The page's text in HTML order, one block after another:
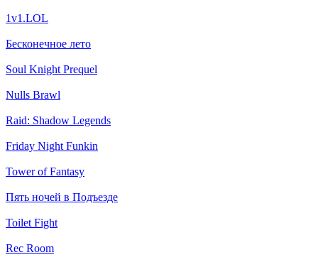
1v1.LOL
Бесконечное лето
Soul Knight Prequel
Nulls Brawl
Raid: Shadow Legends
Friday Night Funkin
Tower of Fantasy
Пять ночей в Подъезде
Toilet Fight
Rec Room